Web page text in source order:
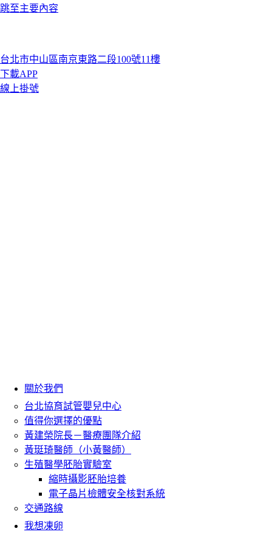
跳至主要內容
台北市中山區南京東路二段100號11樓
下載APP
線上掛號
關於我們
台北協育試管嬰兒中心
值得你選擇的優點
黃建榮院長－醫療團隊介紹
黃珽琦醫師（小黃醫師）
生殖醫學胚胎實驗室
縮時攝影胚胎培養
電子晶片檢體安全核對系統
交通路線
我想凍卵